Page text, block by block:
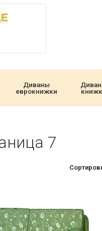
Диваны
еврокнижки
7